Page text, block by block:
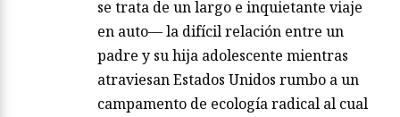
se trata de un largo e inquietante viaje
en auto— la difícil relación entre un
padre y su hija adolescente mientras
atraviesan Estados Unidos rumbo a un
campamento de ecología radical al cual